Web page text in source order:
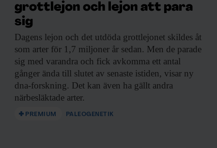
grottlejon och lejon att para
sig
Dagens lejon och det utdöda grottlejonet skildes åt
som arter för 1,7 miljoner år sedan. Men de parade
sig med varandra och fick avkomma ett antal
gånger ända till slutet av senaste istiden, visar ny
dna-forskning. Det kan även ha gällt andra
närbesläktade arter.
PREMIUM PALEOGENETIK